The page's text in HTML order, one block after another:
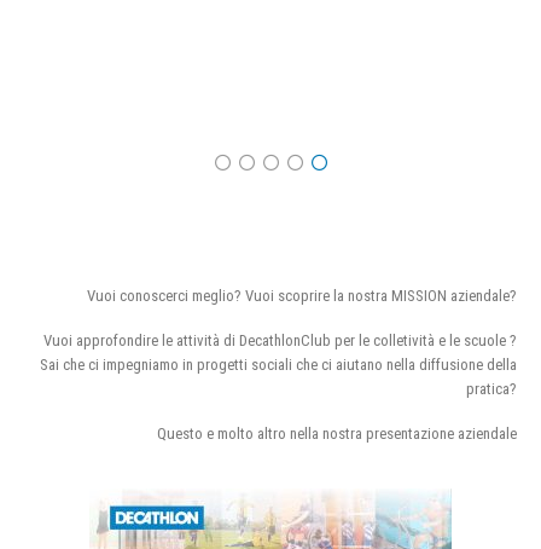
Vuoi conoscerci meglio? Vuoi scoprire la nostra MISSION aziendale?
Vuoi approfondire le attività di DecathlonClub per le colletività e le scuole ?
Sai che ci impegniamo in progetti sociali che ci aiutano nella diffusione della
pratica?
Questo e molto altro nella nostra presentazione aziendale